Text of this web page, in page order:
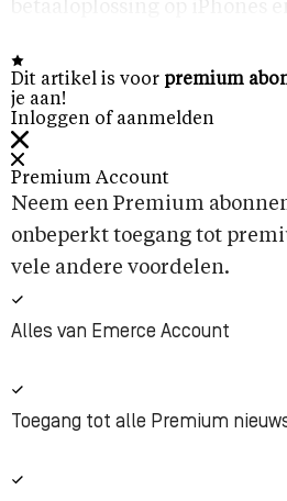
Dit artikel is voor premium
je aan!
Inloggen of aanmelden
Premium Account
Neem een Premium
onbeperkt toegang tot
vele andere voordelen.
Alles van Emerce Account
Toegang tot alle Premium